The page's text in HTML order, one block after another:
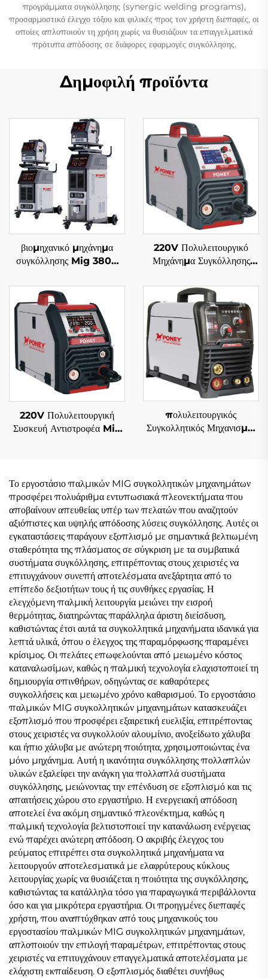
προγράμματα συγκόλλησης (synergic welding programs),
προσαρμοστικό έλεγχο τόξου και φιλικές προς τον χρήστη διεπαφές, οι
οποίες απλοποιούν τη χρήση χωρίς να θυσιάζουν τα επαγγελματικά
πρότυπα απόδοσης σε διάφορες εφαρμογές συγκόλλησης.
Δημοφιλή προϊόντα
βιομηχανικό μηχάνημα
συγκόλλησης Mig 380V
με προστασία αερίου CO2,
μηχάνημα συγκόλλησης
Mig/Mag με gouging
220V Πολυλειτουργικό
Μηχάνημα Συγκόλλησης
Διπλός Παλμός LCD
Ψηφιακός Έλεγχος
Συγκολλήσης Mig με
Συνεργικό Σύστημα
220V Πολυλειτουργική
Συσκευή Αντιστροφέα Mig
Σύστημα Συγκόλλησης
πολυλειτουργικός
Συγκολλητικός Μηχανισμός
Συγκεραστική Λειτουργία
Παλμών
Το εργοστάσιο παλμικών MIG συγκολλητικών μηχανημάτων
προσφέρει πολυάριθμα εντυπωσιακά πλεονεκτήματα που
αποβαίνουν απευθείας υπέρ των πελατών που αναζητούν
αξιόπιστες και υψηλής απόδοσης λύσεις συγκόλλησης. Αυτές οι
εγκαταστάσεις παράγουν εξοπλισμό με σημαντικά βελτιωμένη
σταθερότητα της πλάσματος σε σύγκριση με τα συμβατικά
συστήματα συγκόλλησης, επιτρέποντας στους χειριστές να
επιτυγχάνουν συνεπή αποτελέσματα ανεξάρτητα από το
επίπεδο δεξιοτήτων τους ή τις συνθήκες εργασίας. Η
ελεγχόμενη παλμική λειτουργία μειώνει την εισροή
θερμότητας, διατηρώντας παράλληλα άριστη διείσδυση,
καθιστώντας έτσι αυτά τα συγκολλητικά μηχανήματα ιδανικά για
λεπτά υλικά, όπου ο έλεγχος της παραμόρφωσης παραμένει
κρίσιμος. Οι πελάτες επωφελούνται από μειωμένο κόστος
καταναλωσίμων, καθώς η παλμική τεχνολογία ελαχιστοποιεί τη
δημιουργία σπινθήρων, οδηγώντας σε καθαρότερες
συγκολλήσεις και μειωμένο χρόνο καθαρισμού. Το εργοστάσιο
παλμικών MIG συγκολλητικών μηχανημάτων κατασκευάζει
εξοπλισμό που προσφέρει εξαιρετική ευελιξία, επιτρέποντας
στους χειριστές να συγκολλούν αλουμίνιο, ανοξείδωτο χάλυβα
και ήπιο χάλυβα με ανώτερη ποιότητα, χρησιμοποιώντας ένα
μόνο μηχάνημα. Αυτή η ικανότητα συγκόλλησης πολλαπλών
υλικών εξαλείφει την ανάγκη για πολλαπλά συστήματα
συγκόλλησης, μειώνοντας την επένδυση σε εξοπλισμό και τις
απαιτήσεις χώρου στο εργαστήριο. Η ενεργειακή απόδοση
αποτελεί ένα ακόμη σημαντικό πλεονέκτημα, καθώς η
παλμική τεχνολογία βελτιστοποιεί την κατανάλωση ενέργειας
ενώ παρέχει ανώτερη απόδοση. Ο ακριβής έλεγχος του
ρεύματος επιτρέπει στα συγκολλητικά μηχανήματα να
λειτουργούν αποτελεσματικά με ελαφρύτερους κύκλους
λειτουργίας χωρίς να θυσιάζεται η ποιότητα της συγκόλλησης,
καθιστώντας τα κατάλληλα τόσο για παραγωγικά περιβάλλοντα
όσο και για μικρότερα εργαστήρια. Οι προηγμένες διεπαφές
χρήστη, που αναπτύχθηκαν από τους μηχανικούς του
εργοστασίου παλμικών MIG συγκολλητικών μηχανημάτων,
απλοποιούν την επιλογή παραμέτρων, επιτρέποντας στους
χειριστές να επιτυγχάνουν επαγγελματικά αποτελέσματα με
ελάχιστη εκπαίδευση. Ο εξοπλισμός διαθέτει συνήθως